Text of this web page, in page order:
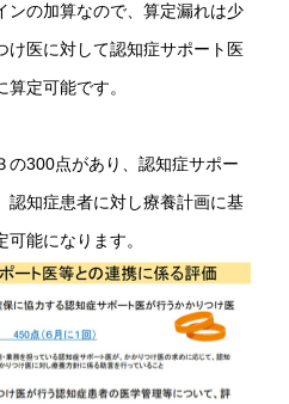
ンの加算なので、算定漏れは少
け医に対して認知症サポート医
定可能です。
の300点があり、認知症サポー
認知症患者に対し療養計画に基
能になります。